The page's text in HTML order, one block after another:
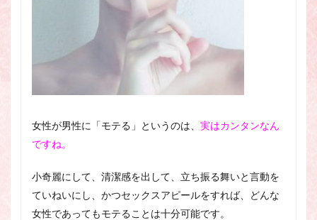
女性が男性に「モテる」というのは、 実はカンタンなん
ですね。
小奇麗にして、清潔感を出して、立ち振る舞いと言動を
ていねいにし、かつセックスアピールをすれば、どんな
女性であってもモテることは十分可能です。